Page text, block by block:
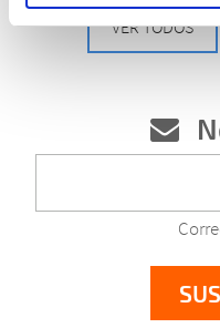
VER TODOS